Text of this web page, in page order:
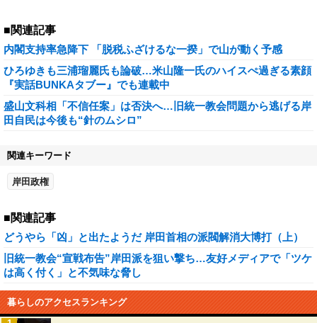
■関連記事
内閣支持率急降下 「脱税ふざけるな一揆」で山が動く予感
ひろゆきも三浦瑠麗氏も論破…米山隆一氏のハイスぺ過ぎる素顔
『実話BUNKAタブー』でも連載中
盛山文科相「不信任案」は否決へ…旧統一教会問題から逃げる岸
田自民は今後も“針のムシロ”
関連キーワード
岸田政権
■関連記事
どうやら「凶」と出たようだ 岸田首相の派閥解消大博打（上）
旧統一教会“宣戦布告”岸田派を狙い撃ち…友好メディアで「ツケ
は高く付く」と不気味な脅し
暮らしのアクセスランキング